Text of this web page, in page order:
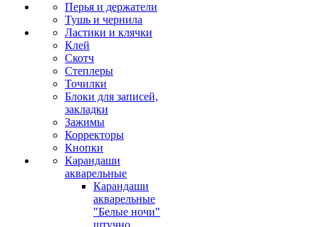
Перья и держатели
Тушь и чернила
Ластики и клячки
Клей
Скотч
Степлеры
Точилки
Блоки для записей,
закладки
Зажимы
Корректоры
Кнопки
Карандаши
акварельные
Карандаши
акварельные
"Белые ночи"
штучно